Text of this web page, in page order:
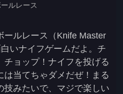
ルレース
ールレース（Knife Master
いナイフゲームだよ。チ
チョップ！ナイフを投げる
は当てちゃダメだぜ！まる
技みたいで、マジで楽しい